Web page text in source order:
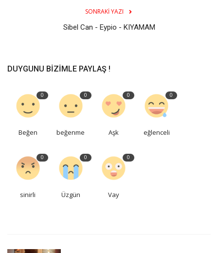
SONRAKI YAZI
Sibel Can - Eypio - KIYAMAM
DUYGUNU BIZIMLE PAYLAŞ !
0
Beğen
0
beğenme
0
Aşk
0
eğlenceli
0
sinirli
0
Üzgün
0
Vay